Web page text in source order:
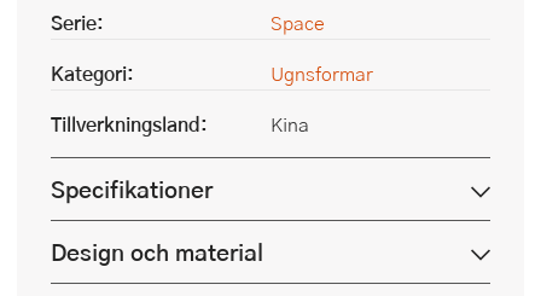
Serie:
Space
Kategori:
Ugnsformar
Tillverkningsland:
Kina
Specifikationer
Design och material